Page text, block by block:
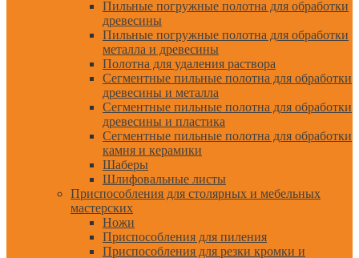
Пильные погружные полотна для обработки
древесины
Пильные погружные полотна для обработки
металла и древесины
Полотна для удаления раствора
Сегментные пильные полотна для обработки
древесины и металла
Сегментные пильные полотна для обработки
древесины и пластика
Сегментные пильные полотна для обработки
камня и керамики
Шаберы
Шлифовальные листы
Приспособления для столярных и мебельных
мастерских
Ножи
Приспособления для пиления
Приспособления для резки кромки и